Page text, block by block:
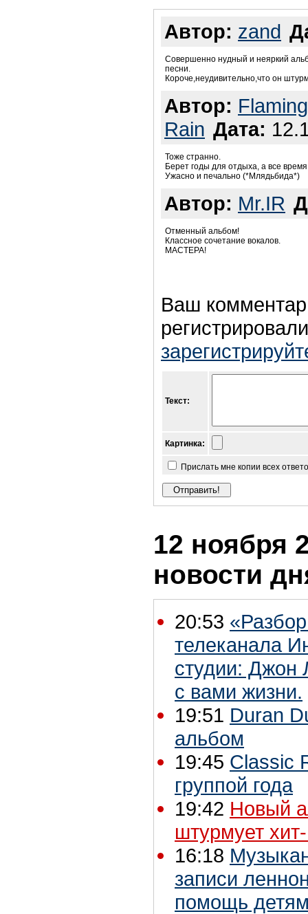
Автор: zand
Совершенно нудный и неяркий
песни.
Короче,неудивительно,что он
Автор: Flaming
Rain Дата:
Тоже странно.
Берет годы для отдыха, а все
Ужасно и печально (*Млядьбида*)
Автор: Mr.IR
Отменный альбом!
Классное сочетание вокалов.
МАСТЕРА!
Ваш
Текст:
Картинка:
Прислать мне копии всех
12 ноября
новости
20:53
телеканала
студии: Джон
с вами жизни.
19:51 Duran
альбом
19:45 Classic
группой года
19:42 Новый
штурмует
16:18
записи
помощь